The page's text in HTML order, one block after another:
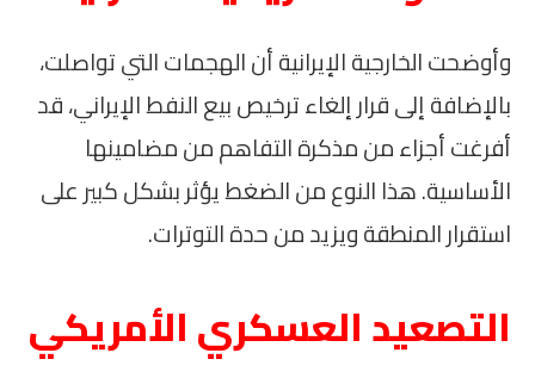
وأوضحت الخارجية الإيرانية أن الهجمات التي تواصلت،
بالإضافة إلى قرار إلغاء ترخيص بيع النفط الإيراني، قد
أفرغت أجزاء من مذكرة التفاهم من مضامينها
الأساسية. هذا النوع من الضغط يؤثر بشكل كبير على
استقرار المنطقة ويزيد من حدة التوترات.
التصعيد العسكري الأمريكي